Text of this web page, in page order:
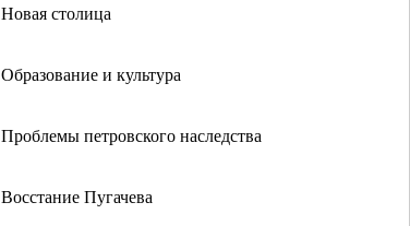
Новая столица
Образование и культура
Проблемы петровского наследства
Восстание Пугачева